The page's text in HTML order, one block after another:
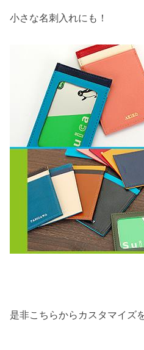
小さな名刺入れにも！
是非こちらからカスタマイズ